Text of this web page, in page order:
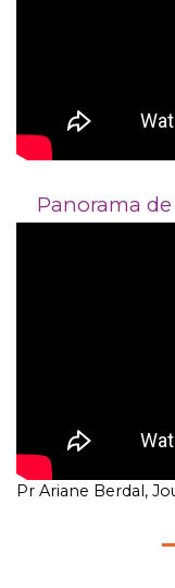
Panorama
Pr Ariane Berdal,